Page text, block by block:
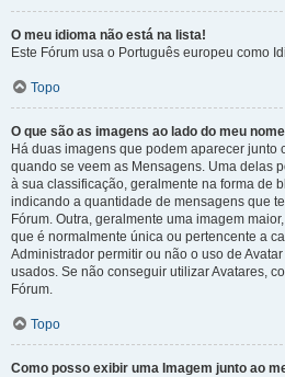
O meu idioma não está na lista!
Este Fórum usa o Português europeu como
Topo
O que são as imagens ao lado do meu
Há duas imagens que podem aparecer junto
quando se veem as Mensagens. Uma delas
à sua classificação, geralmente na forma de
indicando a quantidade de mensagens que
Fórum. Outra, geralmente uma imagem
que é normalmente única ou pertencente a
Administrador permitir ou não o uso de
usados. Se não conseguir utilizar Avatares,
Fórum.
Topo
Como posso exibir uma Imagem junto ao